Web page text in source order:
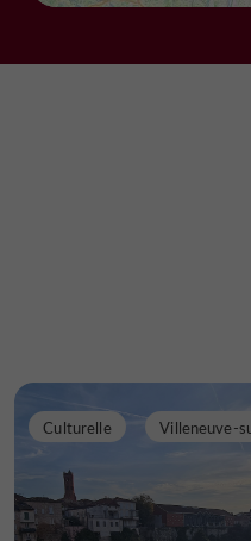
Culturelle Villeneuve-